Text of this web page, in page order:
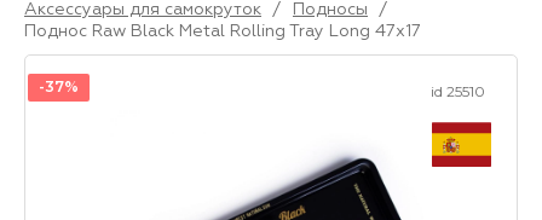
Аксессуары для самокруток
/ Подносы
/
Поднос Raw Black Metal Rolling Tray Long 47x17
id 25510
-37%